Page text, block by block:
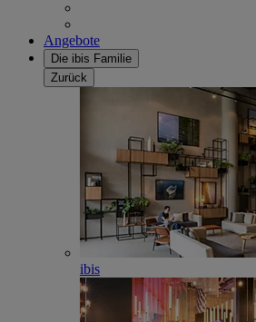
Angebote
Die ibis Familie
Zurück
ibis